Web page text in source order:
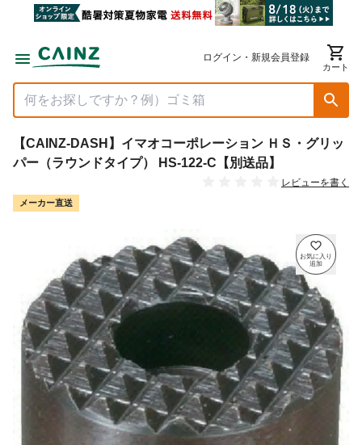
ログイン・新規会員登録
カート
【CAINZ-DASH】イマオコーポレーション ＨＳ・グリッ
パー（ラウンドタイプ） HS-122-C【別送品】
レビューを書く
メーカー直送